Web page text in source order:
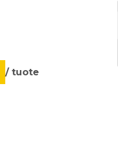
/ tuote